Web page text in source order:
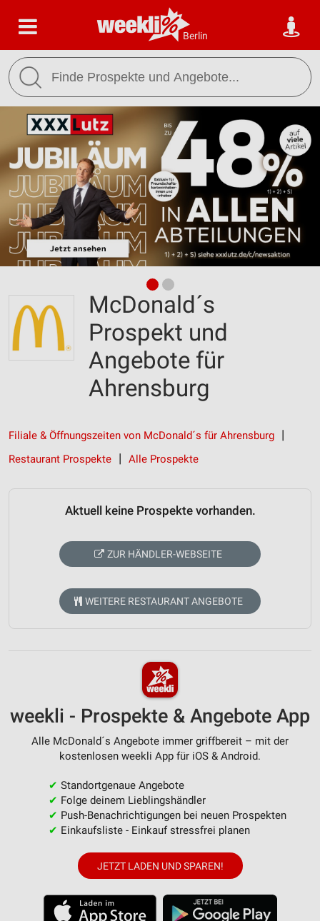
Berlin
McDonald´s
Prospekt und
Angebote für
Ahrensburg
Filiale & Öffnungszeiten von McDonald´s für Ahrensburg
Restaurant Prospekte
Alle Prospekte
Aktuell keine Prospekte vorhanden.
ZUR HÄNDLER-WEBSEITE
WEITERE RESTAURANT ANGEBOTE
weekli - Prospekte & Angebote App
Alle McDonald´s Angebote immer griffbereit – mit der
kostenlosen weekli App für iOS & Android.
✔ Standortgenaue Angebote
✔ Folge deinem Lieblingshändler
✔ Push-Benachrichtigungen bei neuen Prospekten
✔ Einkaufsliste - Einkauf stressfrei planen
JETZT LADEN UND SPAREN!